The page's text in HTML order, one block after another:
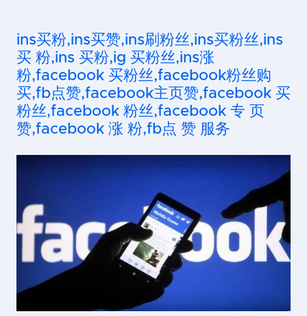
ins买粉,ins买赞,ins刷粉丝,ins买粉丝,ins
买 粉,ins 买粉,ig 买粉丝,ins涨
粉,facebook 买粉丝,facebook粉丝购
买,fb点赞,facebook主页赞,facebook 买
粉丝,facebook 粉丝,facebook 专 页
赞,facebook 涨 粉,fb点 赞 服务